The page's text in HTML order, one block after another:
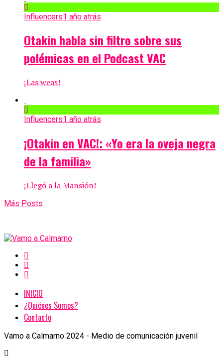
Influencers1 año atrás
Otakin habla sin filtro sobre sus
polémicas en el Podcast VAC
¡Las weas!
Influencers1 año atrás
¡Otakin en VAC!: «Yo era la oveja negra
de la familia»
¡Llegó a la Mansión!
Más Posts
INICIO
¿Quiénes Somos?
Contacto
Vamo a Calmarno 2024 - Medio de comunicación juvenil